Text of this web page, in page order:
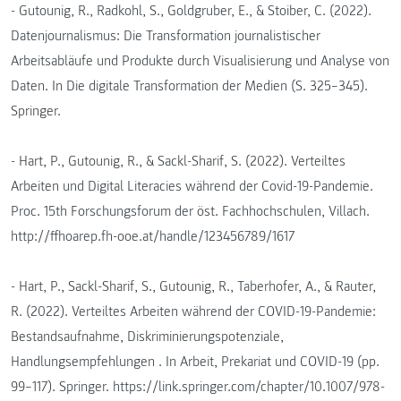
- Gutounig, R., Radkohl, S., Goldgruber, E., & Stoiber, C. (2022).
Datenjournalismus: Die Transformation journalistischer
Arbeitsabläufe und Produkte durch Visualisierung und Analyse von
Daten. In Die digitale Transformation der Medien (S. 325–345).
Springer.
- Hart, P., Gutounig, R., & Sackl-Sharif, S. (2022). Verteiltes
Arbeiten und Digital Literacies während der Covid-19-Pandemie.
Proc. 15th Forschungsforum der öst. Fachhochschulen, Villach.
http://ffhoarep.fh-ooe.at/handle/123456789/1617
- Hart, P., Sackl-Sharif, S., Gutounig, R., Taberhofer, A., & Rauter,
R. (2022). Verteiltes Arbeiten während der COVID-19-Pandemie:
Bestandsaufnahme, Diskriminierungspotenziale,
Handlungsempfehlungen . In Arbeit, Prekariat und COVID-19 (pp.
99–117). Springer. https://link.springer.com/chapter/10.1007/978-